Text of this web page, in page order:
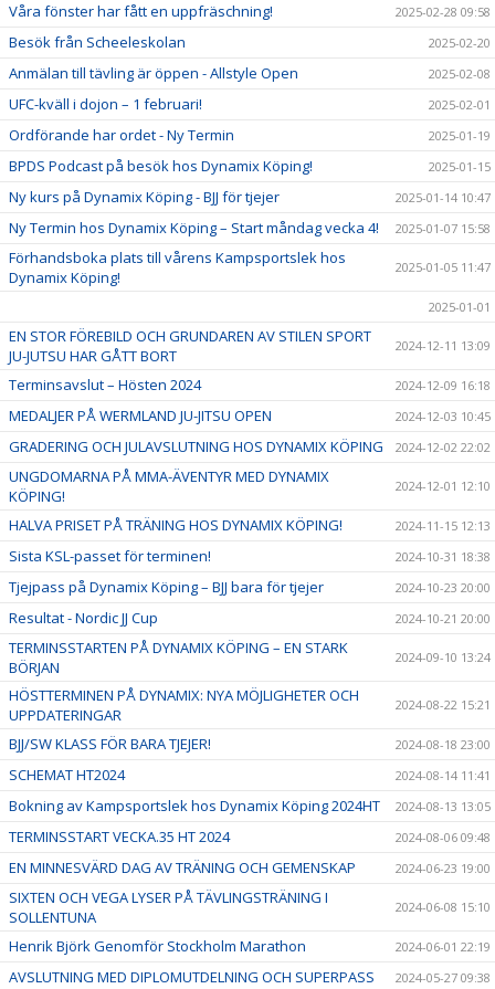
Våra fönster har fått en uppfräschning! 2025-02-28 09:58
Besök från Scheeleskolan 2025-02-20
Anmälan till tävling är öppen - Allstyle Open 2025-02-08
UFC-kväll i dojon – 1 februari! 2025-02-01
Ordförande har ordet - Ny Termin 2025-01-19
BPDS Podcast på besök hos Dynamix Köping! 2025-01-15
Ny kurs på Dynamix Köping - BJJ för tjejer 2025-01-14 10:47
Ny Termin hos Dynamix Köping – Start måndag vecka 4! 2025-01-07 15:58
Förhandsboka plats till vårens Kampsportslek hos
Dynamix Köping!
2025-01-05 11:47
2025-01-01
EN STOR FÖREBILD OCH GRUNDAREN AV STILEN SPORT
JU-JUTSU HAR GÅTT BORT
2024-12-11 13:09
Terminsavslut – Hösten 2024 2024-12-09 16:18
MEDALJER PÅ WERMLAND JU-JITSU OPEN 2024-12-03 10:45
GRADERING OCH JULAVSLUTNING HOS DYNAMIX KÖPING 2024-12-02 22:02
UNGDOMARNA PÅ MMA-ÄVENTYR MED DYNAMIX
KÖPING!
2024-12-01 12:10
HALVA PRISET PÅ TRÄNING HOS DYNAMIX KÖPING! 2024-11-15 12:13
Sista KSL-passet för terminen! 2024-10-31 18:38
Tjejpass på Dynamix Köping – BJJ bara för tjejer 2024-10-23 20:00
Resultat - Nordic JJ Cup 2024-10-21 20:00
TERMINSSTARTEN PÅ DYNAMIX KÖPING – EN STARK
BÖRJAN
2024-09-10 13:24
HÖSTTERMINEN PÅ DYNAMIX: NYA MÖJLIGHETER OCH
UPPDATERINGAR
2024-08-22 15:21
BJJ/SW KLASS FÖR BARA TJEJER! 2024-08-18 23:00
SCHEMAT HT2024 2024-08-14 11:41
Bokning av Kampsportslek hos Dynamix Köping 2024HT 2024-08-13 13:05
TERMINSSTART VECKA.35 HT 2024 2024-08-06 09:48
EN MINNESVÄRD DAG AV TRÄNING OCH GEMENSKAP 2024-06-23 19:00
SIXTEN OCH VEGA LYSER PÅ TÄVLINGSTRÄNING I
SOLLENTUNA
2024-06-08 15:10
Henrik Björk Genomför Stockholm Marathon 2024-06-01 22:19
AVSLUTNING MED DIPLOMUTDELNING OCH SUPERPASS 2024-05-27 09:38